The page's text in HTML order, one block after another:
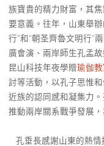
族寶貴的精力財富，其
要意義。往年，山東舉
行”和“朝圣齊魯文明行”
廣會演、兩岸師生孔孟
昆山科技年夜學贈瑜伽教
討等活動，以孔子思惟
近族的認同感和凝集力
推動兩岸關系戰爭發展
孔垂長感謝山東的熱情